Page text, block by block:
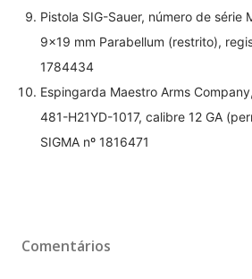
Pistola SIG-Sauer, número de série
9x19 mm Parabellum (restrito),
1784434
Espingarda Maestro Arms
481-H21YD-1017, calibre 12 GA
SIGMA nº 1816471
Comentários